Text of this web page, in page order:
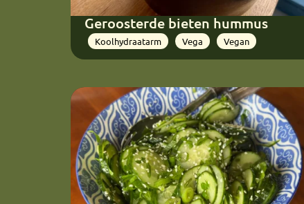
Geroosterde bieten hummus
Koolhydraatarm Vega Vegan